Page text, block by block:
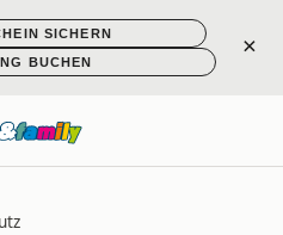
SICHERN
BUCHEN
×